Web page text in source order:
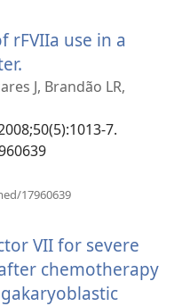
պատուհան)
rFVIIa use in a
է
պատուհան)
J, Brandão LR,
7.
17960639
պատուհան)
VII for severe
chemotherapy